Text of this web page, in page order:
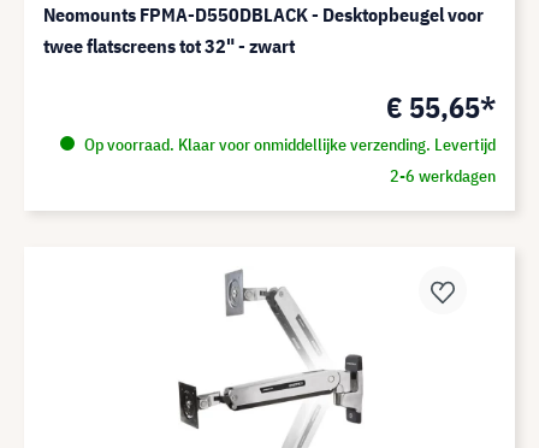
Neomounts FPMA-D550DBLACK - Desktopbeugel voor
twee flatscreens tot 32" - zwart
€ 55,65*
Op voorraad. Klaar voor onmiddellijke verzending. Levertijd
2-6 werkdagen